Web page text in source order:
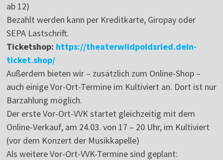
ab 12)
Bezahlt werden kann per Kreditkarte, Giropay oder
SEPA Lastschrift.
Ticketshop: https://theaterwildpoldsried.dein-
ticket.shop/
Außerdem bieten wir – zusätzlich zum Online-Shop –
auch einige Vor-Ort-Termine im Kultiviert an. Dort ist nur
Barzahlung möglich.
Der erste Vor-Ort-VVK startet gleichzeitig mit dem
Online-Verkauf, am 24.03. von 17 – 20 Uhr, im Kultiviert
(vor dem Konzert der Musikkapelle)
Als weitere Vor-Ort-VVK-Termine sind geplant: